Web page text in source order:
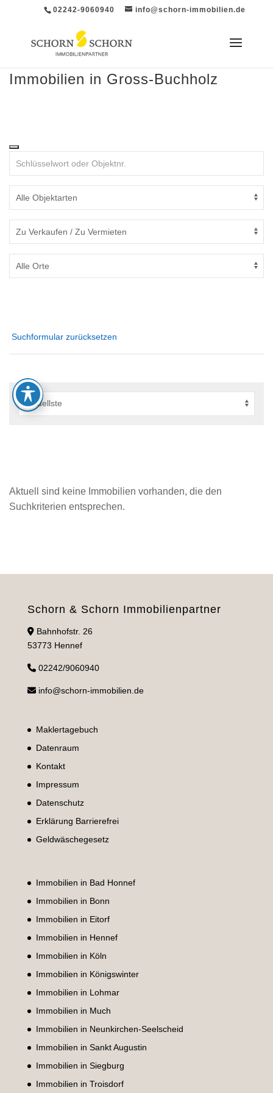
02242-9060940 info@schorn-immobilien.de
Immobilien in Gross-Buchholz
Suchformular zurücksetzen
Aktuell sind keine Immobilien vorhanden, die den
Suchkriterien entsprechen.
Schorn & Schorn Immobilienpartner
Bahnhofstr. 26
53773 Hennef
02242/9060940
info@schorn-immobilien.de
Maklertagebuch
Datenraum
Kontakt
Impressum
Datenschutz
Erklärung Barrierefrei
Geldwäschegesetz
Immobilien in Bad Honnef
Immobilien in Bonn
Immobilien in Eitorf
Immobilien in Hennef
Immobilien in Köln
Immobilien in Königswinter
Immobilien in Lohmar
Immobilien in Much
Immobilien in Neunkirchen-Seelscheid
Immobilien in Sankt Augustin
Immobilien in Siegburg
Immobilien in Troisdorf